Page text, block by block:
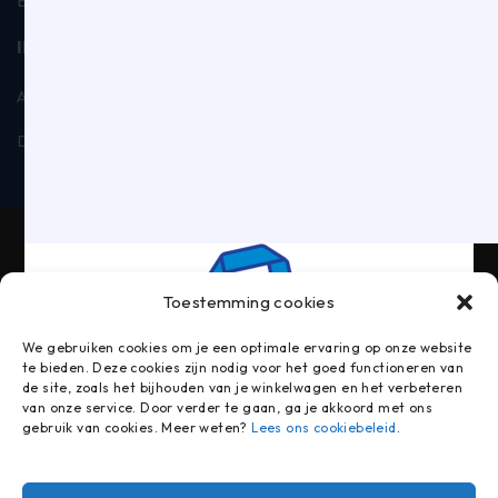
Toestemming cookies
We gebruiken cookies om je een optimale ervaring op onze website
te bieden. Deze cookies zijn nodig voor het goed functioneren van
de site, zoals het bijhouden van je winkelwagen en het verbeteren
van onze service. Door verder te gaan, ga je akkoord met ons
gebruik van cookies. Meer weten?Lees ons cookiebeleid .
INFORMATIE
Algemene voorwaarden
Disclaimer